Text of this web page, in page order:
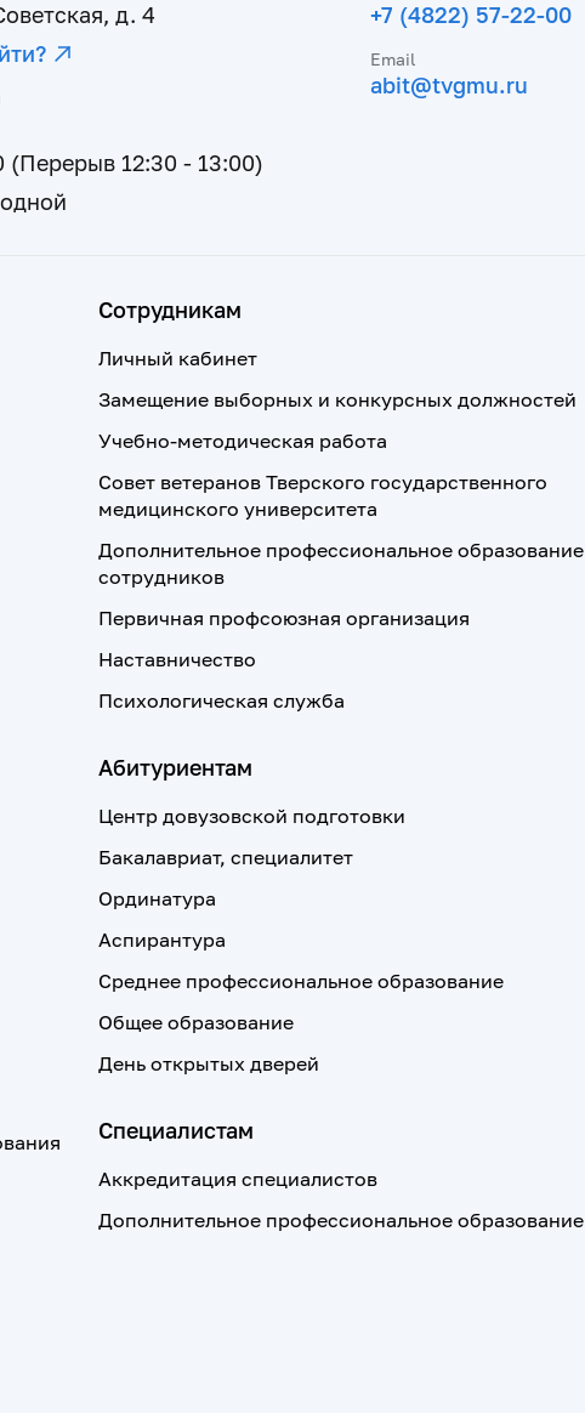
д. 4
(Перерыв 12:30 - 13:00)
+7 (4822) 57-22-00
Email
abit@tvgmu.ru
Сотрудникам
Личный кабинет
Замещение выборных и конкурсных должностей
Учебно-методическая работа
Совет ветеранов Тверского государственного
медицинского университета
Дополнительное профессиональное образование
сотрудников
Первичная профсоюзная организация
Наставничество
Психологическая служба
Абитуриентам
Центр довузовской подготовки
Бакалавриат, специалитет
Ординатура
Аспирантура
Среднее профессиональное образование
Общее образование
День открытых дверей
Специалистам
Аккредитация специалистов
Дополнительное профессиональное образование